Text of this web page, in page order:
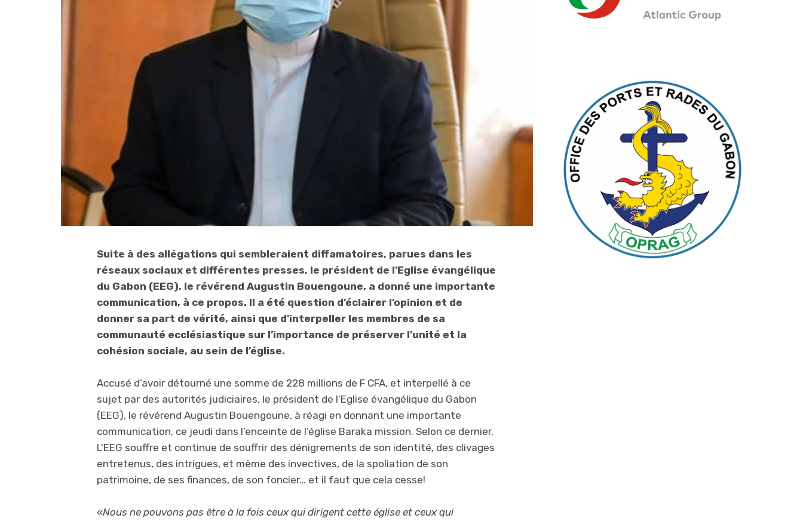
Suite à des allégations qui sembleraient diffamatoires, parues dans les
réseaux sociaux et différentes presses, le président de l’Eglise évangélique
du Gabon (EEG), le révérend Augustin Bouengoune, a donné une importante
communication, à ce propos. Il a été question d’éclairer l’opinion et de
donner sa part de vérité, ainsi que d’interpeller les membres de sa
communauté ecclésiastique sur l’importance de préserver l’unité et la
cohésion sociale, au sein de l’église.
Accusé d’avoir détourné une somme de 228 millions de F CFA, et interpellé à ce
sujet par des autorités judiciaires, le président de l’Eglise évangélique du Gabon
(EEG), le révérend Augustin Bouengoune, à réagi en donnant une importante
communication, ce jeudi dans l’enceinte de l’église Baraka mission. Selon ce dernier,
L'EEG souffre et continue de souffrir des dénigrements de son identité, des clivages
entretenus, des intrigues, et même des invectives, de la spoliation de son
patrimoine, de ses finances, de son foncier… et il faut que cela cesse!
«Nous ne pouvons pas être à la fois ceux qui dirigent cette église et ceux qui